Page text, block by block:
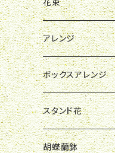
花束
母の日
お祝い
誕生日
お見舞い
アレンジ
母の日
R&P
Y&O
お祝い
W&G
誕生日
ボックスアレンジ
母の日
R&P
お祝い
スタンド花
開店祝い
胡蝶蘭鉢